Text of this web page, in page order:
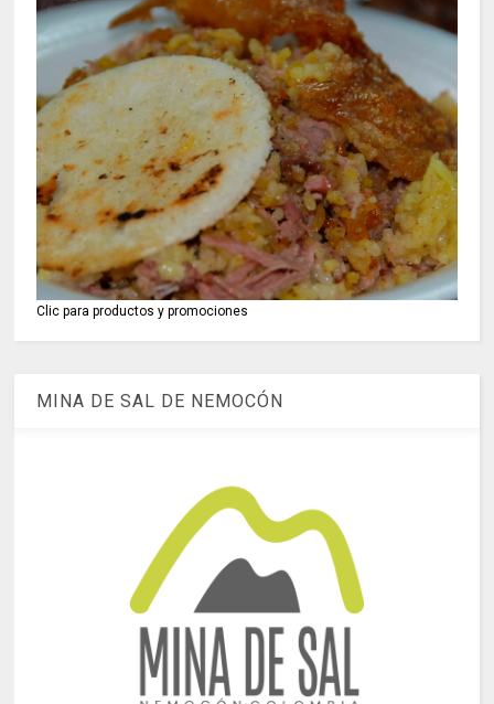
Clic para productos y promociones
MINA DE SAL DE NEMOCÓN